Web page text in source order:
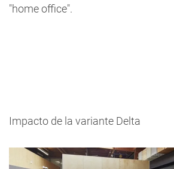
"home office".
Impacto de la variante Delta